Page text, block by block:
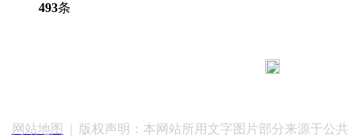
493条
网站地图
| 版权声明：本网站所用文字图片部分来源于公共